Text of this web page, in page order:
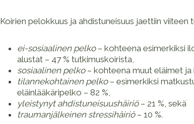
Koirien pelokkuus ja ahdistuneisuus jaettiin
ei-sosiaalinen pelko– kohteena esimerkiksi
alustat – 47 % tutkimuskoirista,
sosiaalinen pelko– kohteena muut eläimet ja
tilannekohtainen pelko– esimerkiksi
eläinlääkäripelko – 82 %,
yleistynyt ahdistuneisuushäiriö– 21 %, sekä
traumanjälkeinen stressihäiriö– 10 %.